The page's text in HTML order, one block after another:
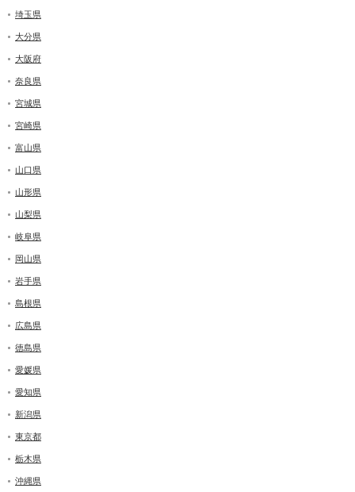
埼玉県
大分県
大阪府
奈良県
宮城県
宮崎県
富山県
山口県
山形県
山梨県
岐阜県
岡山県
岩手県
島根県
広島県
徳島県
愛媛県
愛知県
新潟県
東京都
栃木県
沖縄県